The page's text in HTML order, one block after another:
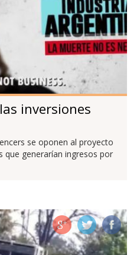
inversiones
se oponen al proyecto
que generarían ingresos por